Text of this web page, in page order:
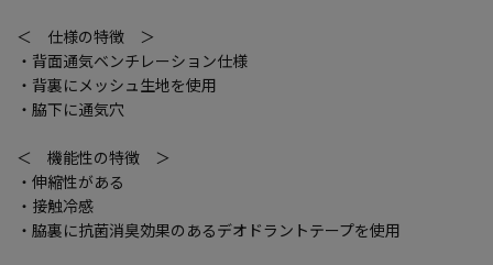
＜ 仕様の特徴 ＞
・背面通気ベンチレーション仕様
・背裏にメッシュ生地を使用
・脇下に通気穴
＜ 機能性の特徴 ＞
・伸縮性がある
・接触冷感
・脇裏に抗菌消臭効果のあるデオドラントテープを使用